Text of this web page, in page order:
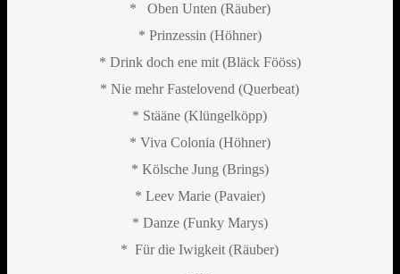
* Oben Unten (Räuber)
* Prinzessin (Höhner)
* Drink doch ene mit (Bläck Fööss)
* Nie mehr Fastelovend (Querbeat)
* Stääne (Klüngelköpp)
* Viva Colonia (Höhner)
* Kölsche Jung (Brings)
* Leev Marie (Pavaier)
* Danze (Funky Marys)
* Für die Iwigkeit (Räuber)